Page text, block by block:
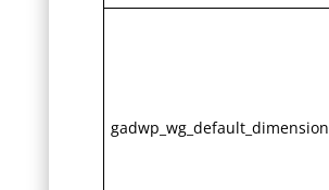
gadwp_wg_default_dimension